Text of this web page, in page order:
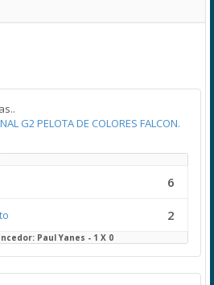
G2 PELOTA DE COLORES FALCON.
6
2
Paul Yanes - 1 X 0